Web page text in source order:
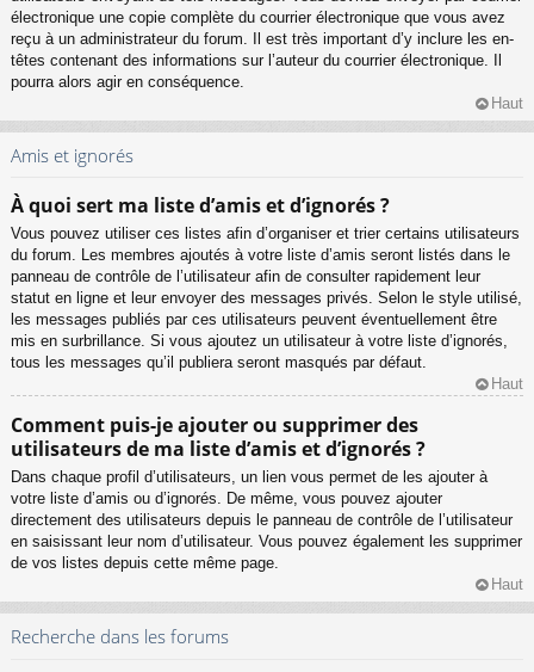
électronique une copie complète du courrier électronique que vous avez
reçu à un administrateur du forum. Il est très important d’y inclure les en-
têtes contenant des informations sur l’auteur du courrier électronique. Il
pourra alors agir en conséquence.
Haut
Amis et ignorés
À quoi sert ma liste d’amis et d’ignorés ?
Vous pouvez utiliser ces listes afin d’organiser et trier certains utilisateurs
du forum. Les membres ajoutés à votre liste d’amis seront listés dans le
panneau de contrôle de l’utilisateur afin de consulter rapidement leur
statut en ligne et leur envoyer des messages privés. Selon le style utilisé,
les messages publiés par ces utilisateurs peuvent éventuellement être
mis en surbrillance. Si vous ajoutez un utilisateur à votre liste d’ignorés,
tous les messages qu’il publiera seront masqués par défaut.
Haut
Comment puis-je ajouter ou supprimer des
utilisateurs de ma liste d’amis et d’ignorés ?
Dans chaque profil d’utilisateurs, un lien vous permet de les ajouter à
votre liste d’amis ou d’ignorés. De même, vous pouvez ajouter
directement des utilisateurs depuis le panneau de contrôle de l’utilisateur
en saisissant leur nom d’utilisateur. Vous pouvez également les supprimer
de vos listes depuis cette même page.
Haut
Recherche dans les forums